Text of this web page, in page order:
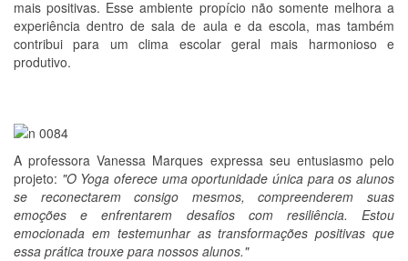
mais positivas. Esse ambiente propício não somente melhora a
experiência dentro de sala de aula e da escola, mas também
contribui para um clima escolar geral mais harmonioso e
produtivo.
A professora Vanessa Marques expressa seu entusiasmo pelo
projeto: "O Yoga oferece uma oportunidade única para os alunos
se reconectarem consigo mesmos, compreenderem suas
emoções e enfrentarem desafios com resiliência. Estou
emocionada em testemunhar as transformações positivas que
essa prática trouxe para nossos alunos."